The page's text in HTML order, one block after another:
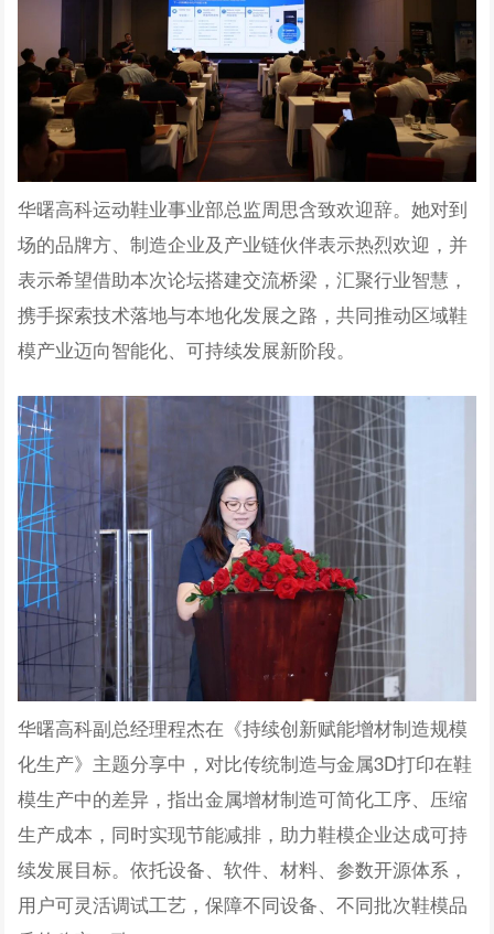
华曙高科运动鞋业事业部总监周思含致欢迎辞。她对到
场的品牌方、制造企业及产业链伙伴表示热烈欢迎，并
表示希望借助本次论坛搭建交流桥梁，汇聚行业智慧，
携手探索技术落地与本地化发展之路，共同推动区域鞋
模产业迈向智能化、可持续发展新阶段。
华曙高科副总经理程杰在《持续创新赋能增材制造规模
化生产》 主题分享中，对比传统制造与金属3D打印在鞋
模生产中的差异，指出金属增材制造可简化工序、压缩
生产成本，同时实现节能减排，助力鞋模企业达成可持
续发展目标。依托设备、软件、材料、参数开源体系，
用户可灵活调试工艺，保障不同设备、不同批次鞋模品